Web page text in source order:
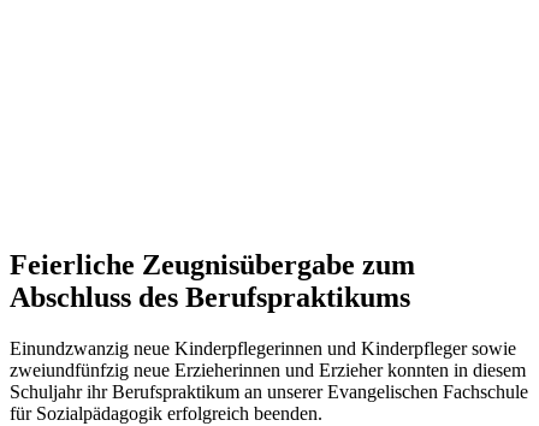
Feierliche Zeugnisübergabe zum
Abschluss des Berufspraktikums
Einundzwanzig neue Kinderpflegerinnen und Kinderpfleger sowie
zweiundfünfzig neue Erzieherinnen und Erzieher konnten in diesem
Schuljahr ihr Berufspraktikum an unserer Evangelischen Fachschule
für Sozialpädagogik erfolgreich beenden.